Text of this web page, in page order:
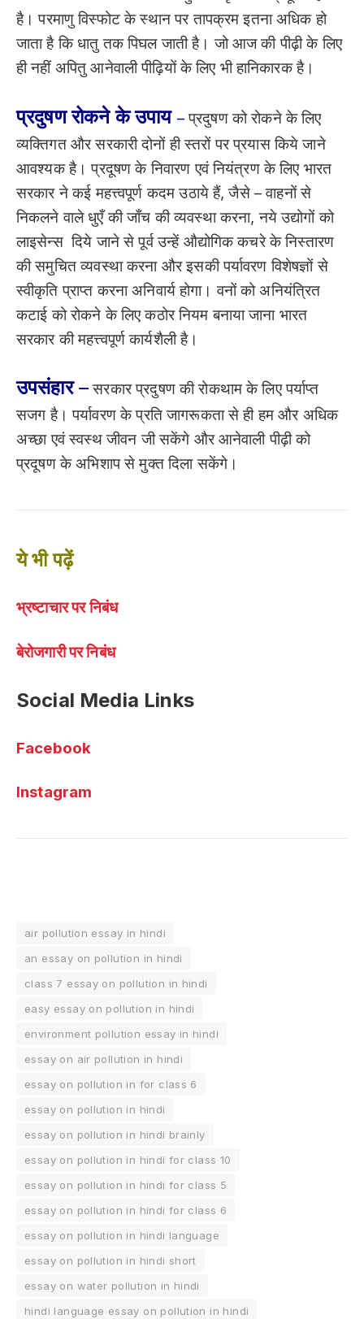
है। परमाणु विस्फोट के स्थान पर तापक्रम इतना अधिक हो
जाता है कि धातु तक पिघल जाती है। जो आज की पीढ़ी के लिए
ही नहीं अपितु आनेवाली पीढ़ियों के लिए भी हानिकारक है।
प्रदुषण रोकने के उपाय –प्रदुषण को रोकने के लिए
व्यक्तिगत और सरकारी दोनों ही स्तरों पर प्रयास किये जाने
आवश्यक है। प्रदूषण के निवारण एवं नियंत्रण के लिए भारत
सरकार ने कई महत्त्वपूर्ण कदम उठाये हैं, जैसे – वाहनों से
निकलने वाले धुएँ की जाँच की व्यवस्था करना, नये उद्योगों को
लाइसेन्स दिये जाने से पूर्व उन्हें औद्योगिक कचरे के निस्तारण
की समुचित व्यवस्था करना और इसकी पर्यावरण विशेषज्ञों से
स्वीकृति प्राप्त करना अनिवार्य होगा। वनों को अनियंत्रित
कटाई को रोकने के लिए कठोर नियम बनाया जाना भारत
सरकार की महत्त्वपूर्ण कार्यशैली है।
उपसंहार–सरकार प्रदुषण की रोकथाम के लिए पर्याप्त
सजग है। पर्यावरण के प्रति जागरूकता से ही हम और अधिक
अच्छा एवं स्वस्थ जीवन जी सकेंगे और आनेवाली पीढ़ी को
प्रदूषण के अभिशाप से मुक्त दिला सकेंगे।
ये भी पढ़ें
भ्रष्टाचार पर निबंध
बेरोजगारी पर निबंध
Social Media Links
Facebook
Instagram
air pollution essay in hindi
an essay on pollution in hindi
class 7 essay on pollution in hindi
easy essay on pollution in hindi
environment pollution essay in hindi
essay on air pollution in hindi
essay on pollution in for class 6
essay on pollution in hindi
essay on pollution in hindi brainly
essay on pollution in hindi for class 10
essay on pollution in hindi for class 5
essay on pollution in hindi for class 6
essay on pollution in hindi language
essay on pollution in hindi short
essay on water pollution in hindi
hindi language essay on pollution in hindi